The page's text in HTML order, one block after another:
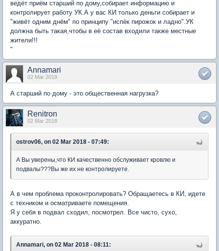
ведёт приём старший по дому,собирает информацию и
контролирует работу УК.А у вас КИ только деньги собирает и
"живёт одним днём" по принципу "испёк пирожок и ладно".УК
должна быть такая,чтобы в её состав входили также местные
жители!!!
"
Annamari
02 Mar 2018
А старший по дому - это общественная нагрузка?
Renitron
02 Mar 2018
ostrov06, on 02 Mar 2018 - 07:49:
А Вы уверены,что КИ качественно обслуживает кровлю и
подвалы???Вы же их не контролируете.
А в чем проблема проконтролировать? Обращаетесь в КИ, идете
с техником и осматриваете помещения.
Я у себя в подвал сходил, посмотрел. Все чисто, сухо,
аккуратно.
Annamari, on 02 Mar 2018 - 08:11: